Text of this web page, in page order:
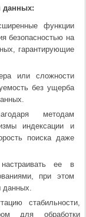
данных:
функции
безопасностью на
гарантирующие
или сложности
без ущерба
методам
индексации и
поиска даже
ее в
при этом
стабильности,
для обработки